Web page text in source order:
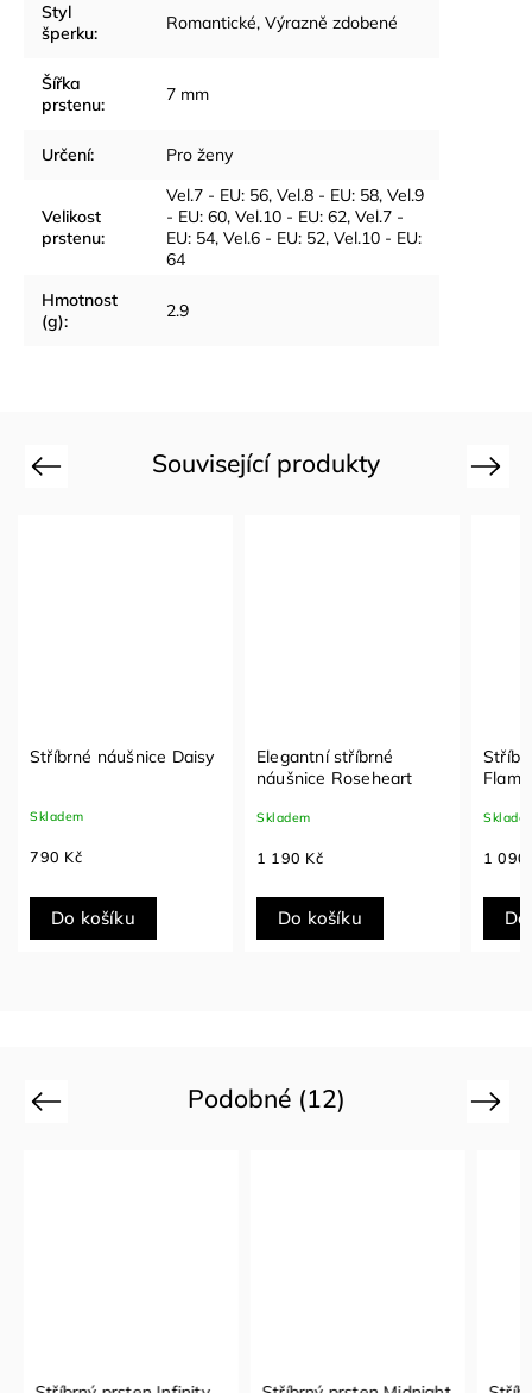
Styl
šperku: Romantické, Výrazně zdobené
Šířka
prstenu: 7 mm
Určení: Pro ženy
Velikost
prstenu:
Vel.7 - EU: 56, Vel.8 - EU: 58, Vel.9
- EU: 60, Vel.10 - EU: 62, Vel.7 -
EU: 54, Vel.6 - EU: 52, Vel.10 - EU:
64
Hmotnost
(g): 2.9
Související produkty
Previous
Stříbrné náušnice Daisy
Skladem
790 Kč
Do košíku
Elegantní stříbrné
náušnice Roseheart
Skladem
1 190 Kč
Do košíku
Flame
1 090
Next
Podobné (12)
Previous Next